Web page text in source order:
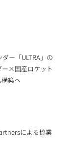
ー「ULTRA」の
×国産ロケット
築へ
による協業